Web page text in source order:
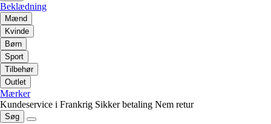
Beklædning
Mænd
Kvinde
Børn
Sport
Tilbehør
Outlet
Mærker
Kundeservice i Frankrig Sikker betaling Nem retur
Søg